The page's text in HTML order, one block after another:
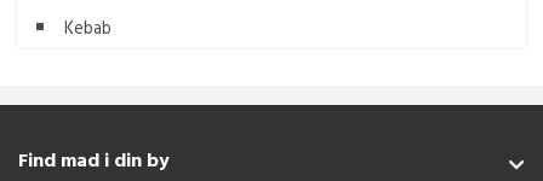
Kebab
Find mad i din by